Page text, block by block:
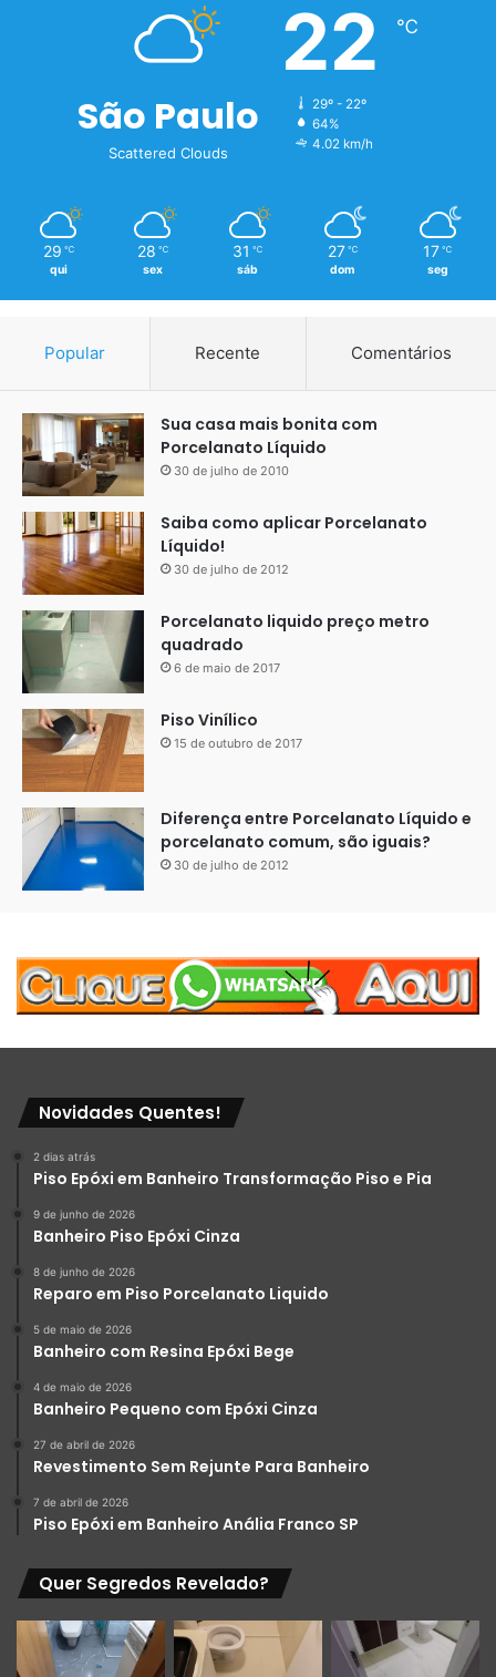
São Paulo
Scattered Clouds
22 ℃
29º - 22º
64%
4.02 km/h
29 ℃
qui
28 ℃
sex
31 ℃
sáb
27 ℃
dom
17 ℃
seg
Popular Recente Comentários
Sua casa mais bonita com
Porcelanato Líquido
30 de julho de 2010
Saiba como aplicar Porcelanato
Líquido!
30 de julho de 2012
Porcelanato liquido preço metro
quadrado
6 de maio de 2017
Piso Vinílico
15 de outubro de 2017
Diferença entre Porcelanato Líquido e
porcelanato comum, são iguais?
30 de julho de 2012
Novidades Quentes!
2 dias atrás
Piso Epóxi em Banheiro Transformação Piso e Pia
9 de junho de 2026
Banheiro Piso Epóxi Cinza
8 de junho de 2026
Reparo em Piso Porcelanato Liquido
5 de maio de 2026
Banheiro com Resina Epóxi Bege
4 de maio de 2026
Banheiro Pequeno com Epóxi Cinza
27 de abril de 2026
Revestimento Sem Rejunte Para Banheiro
7 de abril de 2026
Piso Epóxi em Banheiro Anália Franco SP
Quer Segredos Revelado?